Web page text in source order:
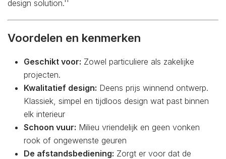
design solution.''
Voordelen en kenmerken
Geschikt voor: Zowel particuliere als zakelijke
projecten.
Kwalitatief design: Deens prijs winnend ontwerp.
Klassiek, simpel en tijdloos design wat past binnen
elk interieur
Schoon vuur: Milieu vriendelijk en geen vonken
rook of ongewenste geuren
De afstandsbediening: Zorgt er voor dat de